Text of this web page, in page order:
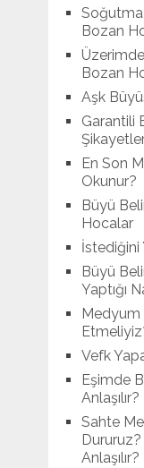
Soğutma
Bozan
Bozan
Aşk
Garantili
En Son
Okunur?
Büyü
Hocalar
İstediğini
Büyü
Yaptığı
Medyum
Vefk
Eşimde
Anlaşılır?
Sahte
Anlaşılır?